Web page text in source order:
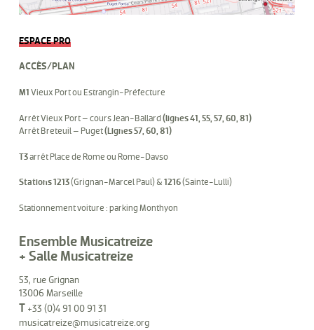
ESPACE PRO
ACCÈS/PLAN
M1 Vieux Port ou Estrangin-Préfecture
Arrêt Vieux Port – cours Jean-Ballard (lignes 41, 55, 57, 60, 81)
Arrêt Breteuil – Puget(Lignes 57, 60, 81)
T3arrêt Place de Rome ou Rome-Davso
Stations 1213(Grignan-Marcel Paul) & 1216(Sainte-Lulli)
Stationnement voiture : parking Monthyon
Ensemble Musicatreize
+ Salle Musicatreize
53, rue Grignan
13006 Marseille
T +33 (0)4 91 00 91 31
musicatreize@musicatreize.org